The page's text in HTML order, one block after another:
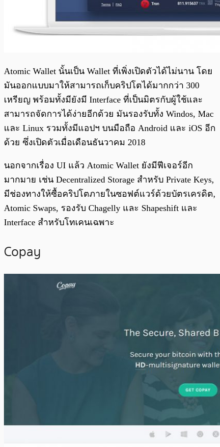
Atomic Wallet นั้นเป็น Wallet ที่เพิ่งเปิดตัวได้ไม่นาน โดย
มันออกแบบมาให้สามารถเก็บคริปโตได้มากกว่า 300
เหรียญ พร้อมทั้งมียังมี Interface ที่เป็นมิตรกับผู้ใช้และ
สามารถจัดการได้ง่ายอีกด้วย มันรองรับทั้ง Windos, Mac
และ Linux รวมทั้งมีแอปฯ บนมือถือ Android และ iOS อีก
ด้วย ซึ่งเปิดตัวเมื่อเดือนธันวาคม 2018
นอกจากเรื่อง UI แล้ว Atomic Wallet ยังมีฟีเจอร์อีก
มากมาย เช่น Decentralized Storage สำหรับ Private Keys,
มีช่องทางให้ซื้อคริปโตภายในซอฟต์แวร์ด้วยบัตรเครดิต,
Atomic Swaps, รองรับ Chagelly และ Shapeshift และ
Interface สำหรับโทเคนเฉพาะ
Copay